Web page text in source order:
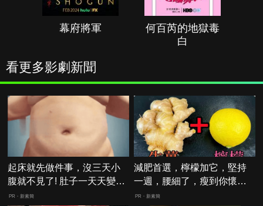
幕府將軍
何百芮的地獄毒
白
看更多影劇新聞
起床就先做件事，沒三天小
腹就不見了! 肚子一天天變
小！
PR・新素簡
減肥首選，檸檬加它，堅持
一週，腰細了，瘦到你懷疑
人生
PR・新素簡